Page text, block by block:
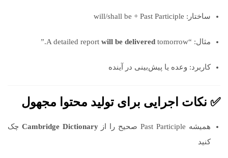
ساختار: will/shall be + Past Participle
مثال: “A detailed report will be deliveredtomorrow.”
کاربرد: وعده یا پیش‌بینی در آینده
✅ نکات اجرایی برای تولید محتوا مجهول
همیشه Past Participle صحیح را از Cambridge Dictionary چک
کنید